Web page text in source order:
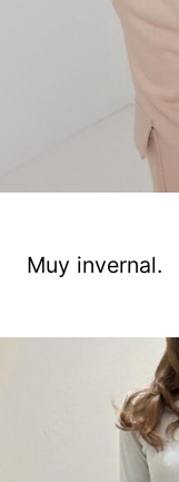
Muy invernal.